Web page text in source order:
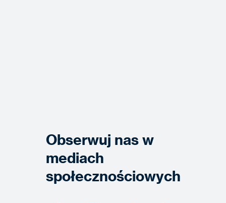
Obserwuj nas w
mediach
społecznościowych